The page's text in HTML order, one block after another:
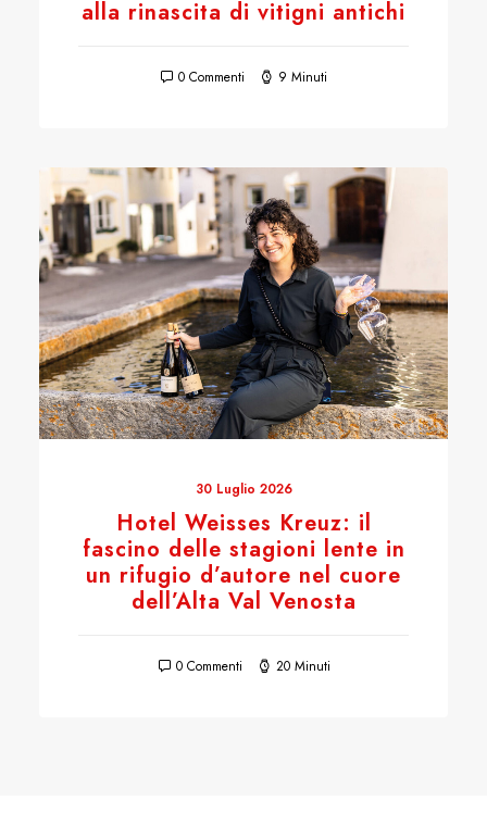
alla rinascita di vitigni antichi
0 Commenti 9 Minuti
30 Luglio 2026
Hotel Weisses Kreuz: il
fascino delle stagioni lente in
un rifugio d’autore nel cuore
dell’Alta Val Venosta
0 Commenti 20 Minuti